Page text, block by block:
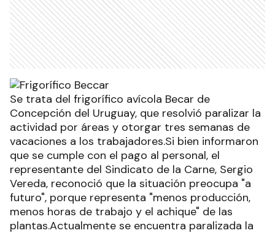
Se trata del frigorífico avícola Becar de
Concepción del Uruguay, que resolvió paralizar la
actividad por áreas y otorgar tres semanas de
vacaciones a los trabajadores.Si bien informaron
que se cumple con el pago al personal, el
representante del Sindicato de la Carne, Sergio
Vereda, reconoció que la situación preocupa "a
futuro", porque representa "menos producción,
menos horas de trabajo y el achique" de las
plantas.Actualmente se encuentra paralizada la